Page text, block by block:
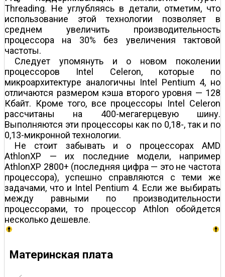
Threading. Не углубляясь в детали, отметим, что
использование этой технологии позволяет в
среднем увеличить производительность
процессора на 30% без увеличения тактовой
частоты.
Следует упомянуть и о новом поколении
процессоров Intel Celeron, которые по
микроархитектуре аналогичны Intel Pentium 4, но
отличаются размером кэша второго уровня — 128
Кбайт. Кроме того, все процессоры Intel Celeron
рассчитаны на 400-мегагерцевую шину.
Выполняются эти процессоры как по 0,18-, так и по
0,13-микронной технологии.
Не стоит забывать и о процессорах AMD
AthlonXP — их последние модели, например
AthlonXP 2800+ (последняя цифра — это не частота
процессора), успешно справляются с теми же
задачами, что и Intel Pentium 4. Если же выбирать
между равными по производительности
процессорами, то процессор Athlon обойдется
несколько дешевле.
Материнская плата